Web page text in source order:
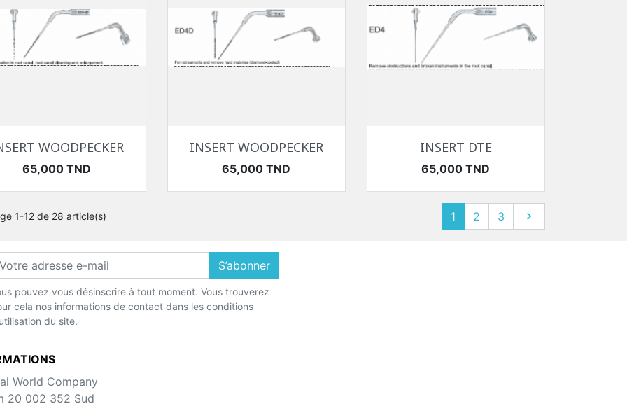
Aperçu rapide
WOODPECKER
Prix
65,000 TND
Aperçu rapide
INSERT WOODPECKER
Prix
65,000 TND
Aperçu rapide
INSERT DTE
Prix
65,000 TND
1-12 de 28 article(s) 1 2 3 Suivant

S’abonner
pouvez vous désinscrire à tout moment. Vous trouverez
cela nos informations de contact dans les conditions
du site.
World Company
20 002 352 Sud